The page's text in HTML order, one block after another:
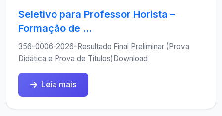
Seletivo para Professor Horista –
Formação de ...
356-0006-2026-Resultado Final Preliminar (Prova
Didática e Prova de Títulos)Download
Leia mais